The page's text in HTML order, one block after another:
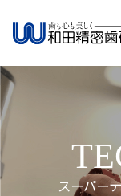
スーパー